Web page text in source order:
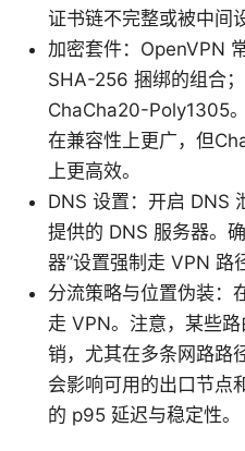
证书链不完整或被中间
加密套件：OpenVPN
SHA-256 捆绑的组合
ChaCha20-Poly1305
在兼容性上更广，但
上更高效。
DNS 设置：开启 DNS
提供的 DNS 服务器。
器”设置强制走 VPN 路
分流策略与位置伪装：
走 VPN。注意，某些
销，尤其在多条网路路
会影响可用的出口节点
的 p95 延迟与稳定性。